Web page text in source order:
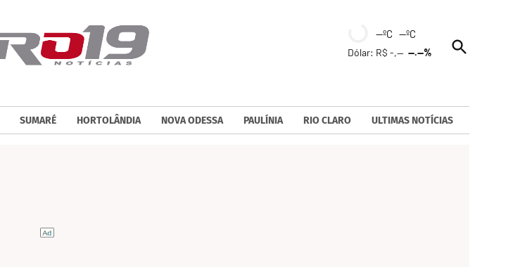
--ºC --ºC
Dólar: R$ -,----.--%
Open
Search
SUMARÉ HORTOLÂNDIA NOVA ODESSA PAULÍNIA RIO CLARO ULTIMAS NOTÍCIAS